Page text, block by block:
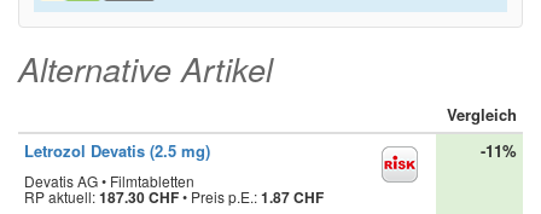
Alternative Artikel
Vergleich
Letrozol Devatis (2.5 mg)
Devatis AG • Filmtabletten
RP aktuell:187.30 CHF• Preis p.E.:1.87 CHF
-11%